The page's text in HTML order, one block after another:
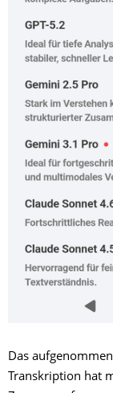
Das
Transkription hat